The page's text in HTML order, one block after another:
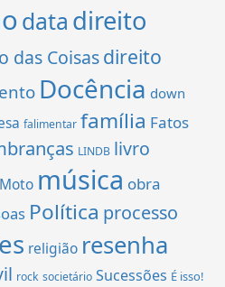
data direito
das Coisasdireito
Docência down
falimentar família Fatos
LINDB livro
Moto música obra
Política processo
religião resenha
rock societário Sucessões É isso!